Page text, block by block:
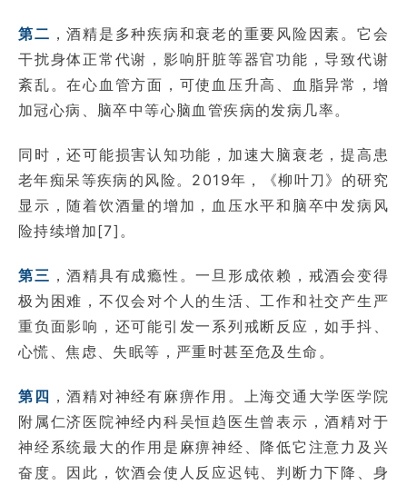
第二 ，酒精是多种疾病和衰老的重要风险因素。它会
干扰身体正常代谢，影响肝脏等器官功能，导致代谢
紊乱。在心血管方面，可使血压升高、血脂异常，增
加冠心病、脑卒中等心脑血管疾病的发病几率。
同时，还可能损害认知功能，加速大脑衰老，提高患
老年痴呆等疾病的风险。2019年，《柳叶刀》的研究
显示，随着饮酒量的增加，血压水平和脑卒中发病风
险持续增加[7]。
第三 ，酒精具有成瘾性。一旦形成依赖，戒酒会变得
极为困难，不仅会对个人的生活、工作和社交产生严
重负面影响，还可能引发一系列戒断反应，如手抖、
心慌、焦虑、失眠等，严重时甚至危及生命。
第四 ，酒精对神经有麻痹作用。上海交通大学医学院
附属仁济医院神经内科吴恒趋医生曾表示，酒精对于
神经系统最大的作用是麻痹神经、降低它注意力及兴
奋度。因此，饮酒会使人反应迟钝、判断力下降、身